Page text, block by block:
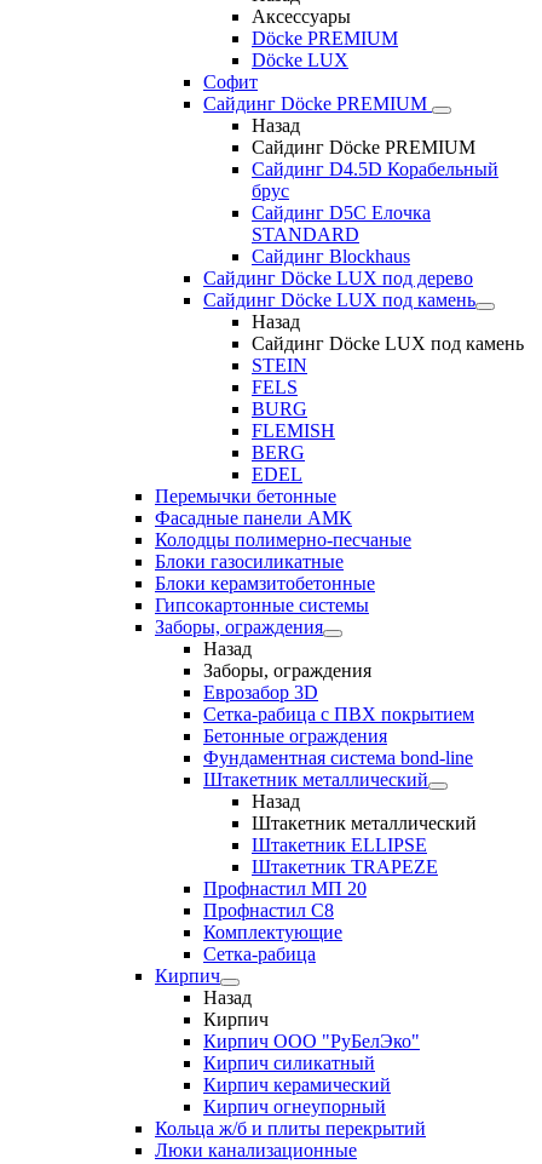
Аксессуары
Döcke PREMIUM
Döcke LUX
Софит
Сайдинг Döcke PREMIUM
Назад
Сайдинг Döcke PREMIUM
Сайдинг D4.5D Корабельный
брус
Сайдинг D5С Елочка
STANDARD
Сайдинг Blockhaus
Сайдинг Döcke LUX под дерево
Сайдинг Döcke LUX под камень
Назад
Сайдинг Döcke LUX под камень
STEIN
FELS
BURG
FLEMISH
BERG
EDEL
Перемычки бетонные
Фасадные панели АМК
Колодцы полимерно-песчаные
Блоки газосиликатные
Блоки керамзитобетонные
Гипсокартонные системы
Заборы, ограждения
Назад
Заборы, ограждения
Еврозабор 3D
Сетка-рабица с ПВХ покрытием
Бетонные ограждения
Фундаментная система bond-line
Штакетник металлический
Назад
Штакетник металлический
Штакетник ELLIPSE
Штакетник TRAPEZE
Профнастил МП 20
Профнастил С8
Комплектующие
Сетка-рабица
Кирпич
Назад
Кирпич
Кирпич ООО "РуБелЭко"
Кирпич силикатный
Кирпич керамический
Кирпич огнеупорный
Кольца ж/б и плиты перекрытий
Люки канализационные